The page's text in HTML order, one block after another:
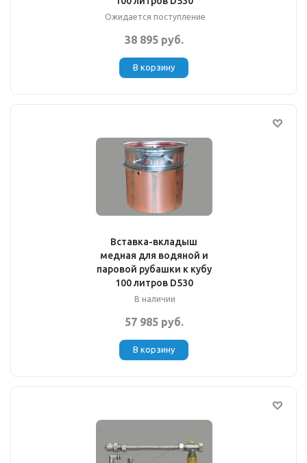
Ожидается поступление
38 895 руб.
В корзину
Вставка-вкладыш
медная для водяной и
паровой рубашки к кубу
100 литров D530
В наличии
57 985 руб.
В корзину